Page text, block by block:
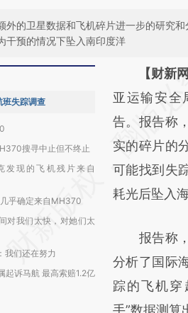
外的卫星数据和飞机碎片进一步的研究
干预的情况下坠入南印度洋
失踪调查
搜寻中止但不终止
发现的飞机残片来自
乎确定来自MH370
对我们太快，对她们太
我们还在努力
诉马航 最高索赔1.2亿
请务必在总
AI
[https://
(https://
成，可能与
新观点和立
【财新网
亚运输安全
告。报告称
实的碎片的
可能找到失
耗光后坠入海
报告称，
分析了国际
踪的飞机穿
手”数据测算